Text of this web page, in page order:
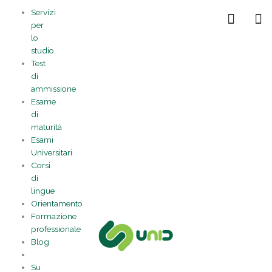
contenuto
Servizi
per
lo
studio
Test
di
ammissione
Esame
di
maturità
Esami
Universitari
Corsi
di
lingue
Orientamento
Formazione
professionale
Blog
Su